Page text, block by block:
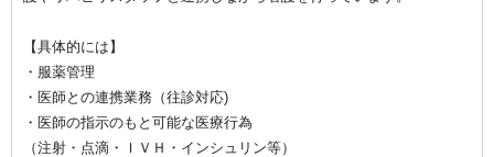
【具体的には】
・服薬管理
・医師との連携業務（往診対応)
・医師の指示のもと可能な医療行為
（注射・点滴・ＩＶＨ・インシュリン等）